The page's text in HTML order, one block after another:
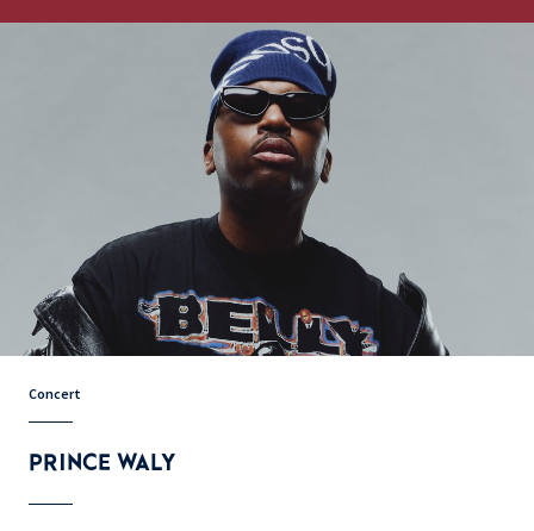
Concert
PRINCE WALY